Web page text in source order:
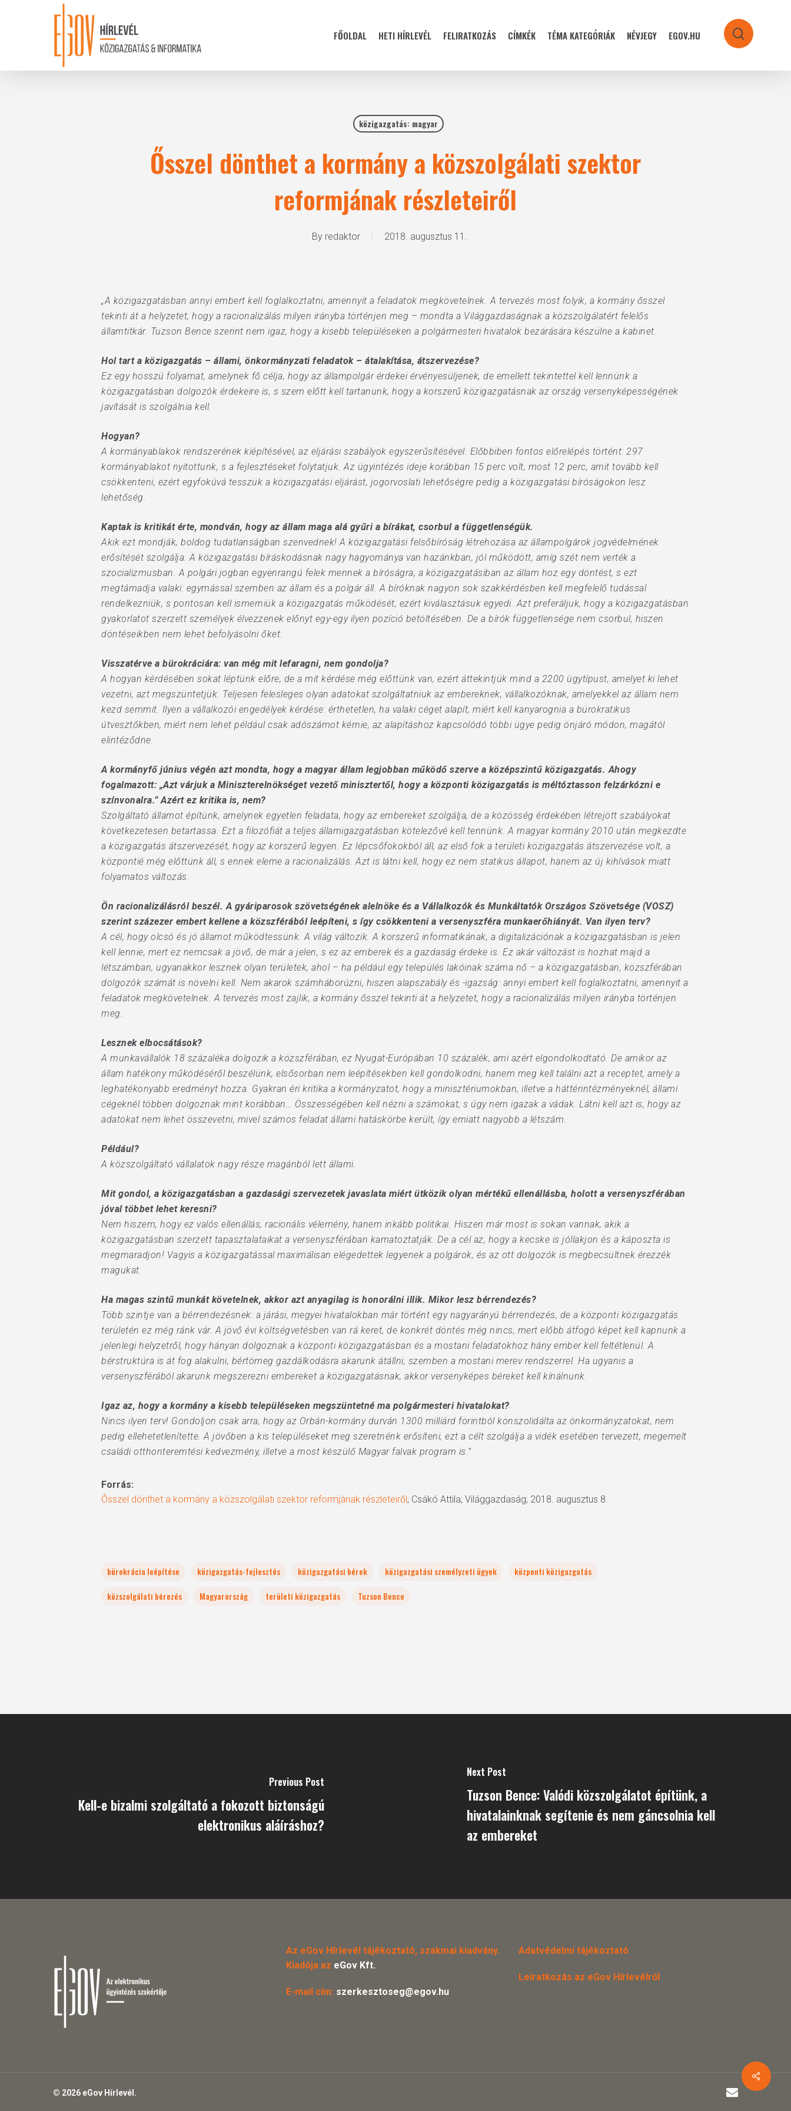
Hit enter to search or ESC to close
FŐOLDAL HETI HÍRLEVÉL FELIRATKOZÁS CÍMKÉK TÉMA KATEGÓRIÁK NÉVJEGY EGOV.HU search
közigazgatás: magyar
Ősszel dönthet a kormány a közszolgálati szektor
reformjának részleteiről
By redaktor 2018. augusztus 11.
„A közigazgatásban annyi embert kell foglalkoztatni, amennyit a feladatok megkövetelnek. A tervezés most folyik, a kormány ősszel
tekinti át a helyzetet, hogy a racionalizálás milyen irányba történjen meg – mondta a Világgazdaságnak a közszolgálatért felelős
államtitkár. Tuzson Bence szerint nem igaz, hogy a kisebb településeken a polgármesteri hivatalok bezárására készülne a kabinet.
Hol tart a közigazgatás – állami, önkormányzati feladatok – átalakítása, átszervezése?
Ez egy hosszú folyamat, amelynek fő célja, hogy az állampolgár érdekei érvényesüljenek, de emellett tekintettel kell lennünk a
közigazgatásban dolgozók érdekeire is, s szem előtt kell tartanunk, hogy a korszerű közigazgatásnak az ország versenyképességének
javítását is szolgálnia kell.
Hogyan?
A kormányablakok rendszerének kiépítésével, az eljárási szabályok egyszerűsítésével. Előbbiben fontos előrelépés történt: 297
kormányablakot nyitottunk, s a fejlesztéseket folytatjuk. Az ügyintézés ideje korábban 15 perc volt, most 12 perc, amit tovább kell
csökkenteni, ezért egyfokúvá tesszük a közigazgatási eljárást, jogorvoslati lehetőségre pedig a közigazgatási bíróságokon lesz
lehetőség.
Kaptak is kritikát érte, mondván, hogy az állam maga alá gyűri a bírákat, csorbul a függetlenségük.
Akik ezt mondják, boldog tudatlanságban szenvednek! A köz­i­gaz­gatási felsőbíróság létre­ho­zása az állampolgárok jogvédelmének
erősítését szolgálja. A közigazgatási bíráskodásnak nagy hagyománya van hazánkban, jól működött, amíg szét nem verték a
szocializmusban. A polgári jogban egyenrangú felek mennek a bíróságra, a közigazgatásiban az állam hoz egy döntést, s ezt
megtámadja valaki: egymással szemben az állam és a polgár áll. A bíróknak nagyon sok szakkérdésben kell megfelelő tudással
rendelkezniük, s pontosan kell ismerniük a közigazgatás működését, ezért kiválasztásuk egyedi. Azt preferáljuk, hogy a közigazgatásban
gyakorlatot szerzett személyek élvezzenek előnyt egy-egy ilyen pozíció betöltésében. De a bírók függetlensége nem csorbul, hiszen
döntéseikben nem lehet befolyásolni őket.
Visszatérve a bürokráciára: van még mit lefaragni, nem gondolja?
A hogyan kérdésében sokat léptünk előre, de a mit kérdése még előttünk van, ezért áttekintjük mind a 2200 ügytípust, amelyet ki lehet
vezetni, azt megszüntetjük. Teljesen felesleges olyan adatokat szolgáltatniuk az embereknek, vállalkozóknak, amelyekkel az állam nem
kezd semmit. Ilyen a vállalkozói engedélyek kérdése: érthetetlen, ha valaki céget alapít, miért kell kanyarognia a bürokratikus
útvesztőkben, miért nem lehet például csak adószámot kérnie, az alapításhoz kapcsolódó többi ügye pedig önjáró módon, magától
elintéződne.
A kormányfő június végén azt mondta, hogy a magyar állam legjobban működő szerve a középszintű közigazgatás. Ahogy
fogalmazott: „Azt várjuk a Miniszterelnökséget vezető minisztertől, hogy a központi közigazgatás is méltóztasson felzárkózni e
színvonalra.” Azért ez kritika is, nem?
Szolgáltató államot építünk, amelynek egyetlen feladata, hogy az embereket szolgálja, de a közösség érdekében létrejött szabályokat
következetesen betartassa. Ezt a filozófiát a teljes államigazgatásban kötelezővé kell tennünk. A magyar kormány 2010 után megkezdte
a közigazgatás átszervezését, hogy az korszerű legyen. Ez lépcsőfokokból áll, az első fok a területi közigazgatás átszervezése volt, a
központié még előttünk áll, s ennek eleme a racionalizálás. Azt is látni kell, hogy ez nem statikus állapot, hanem az új kihívások miatt
folyamatos változás.
Ön racionalizálásról beszél. A gyáriparosok szövetségének alelnöke és a Vállalkozók és Munkáltatók Országos Szövetsége (VOSZ)
szerint százezer embert kellene a közszférából leépíteni, s így csökkenteni a versenyszféra munkaerőhiányát. Van ilyen terv?
A cél, hogy olcsó és jó államot működtessünk. A világ változik. A korszerű informatikának, a digitalizációnak a közigazgatásban is jelen
kell lennie, mert ez nemcsak a jövő, de már a jelen, s ez az emberek és a gazdaság érdeke is. Ez akár változást is hozhat majd a
létszámban, ugyanakkor lesznek olyan területek, ahol – ha például egy település lakóinak száma nő – a közigazgatásban, közszférában
dolgozók számát is növelni kell. Nem akarok számháborúzni, hiszen alapszabály és -igazság: annyi embert kell foglalkoztatni, amennyit a
feladatok megkövetelnek. A tervezés most zajlik, a kormány ősszel tekinti át a helyzetet, hogy a racionalizálás milyen irányba történjen
meg.
Lesznek elbocsátások?
A munkavállalók 18 százaléka dolgozik a közszférában, ez Nyugat-Európában 10 százalék, ami azért elgondolkodtató. De amikor az
állam hatékony működéséről beszélünk, elsősorban nem leépítésekben kell gondolkodni, hanem meg kell találni azt a receptet, amely a
leghatékonyabb eredményt hozza. Gyakran éri kritika a kormányzatot, hogy a minisztériumokban, illetve a háttérintézményeknél, állami
cégeknél többen dolgoznak mint korábban… Összességében kell nézni a számokat, s úgy nem igazak a vádak. Látni kell azt is, hogy az
adatokat nem lehet összevetni, mivel számos feladat állami hatáskörbe került, így emiatt nagyobb a létszám.
Például?
A közszolgáltató vállalatok nagy része magánból lett állami.
Mit gondol, a közigazgatásban a gazdasági szervezetek javaslata miért ütközik olyan mértékű ellenállásba, holott a versenyszférában
jóval többet lehet keresni?
Nem hiszem, hogy ez valós ellenállás, racionális vélemény, hanem inkább politikai. Hiszen már most is sokan vannak, akik a
közigazgatásban szerzett tapasztalataikat a versenyszférában kamatoztatják. De a cél az, hogy a kecske is jóllakjon és a káposzta is
megmaradjon! Vagyis a közigazgatással maximálisan elégedettek legyenek a polgárok, és az ott dolgozók is megbecsültnek érezzék
magukat.
Ha magas szintű munkát követelnek, akkor azt anyagilag is honorálni illik. Mikor lesz bérrendezés?
Több szintje van a bérrendezésnek: a járási, megyei hivatalokban már történt egy nagyarányú bérrendezés, de a központi közigazgatás
területén ez még ránk vár. A jövő évi költségvetésben van rá keret, de konkrét döntés még nincs, mert előbb átfogó képet kell kapnunk a
jelenlegi helyzetről, hogy hányan dolgoznak a központi közigazgatásban és a mostani feladatokhoz hány ember kell feltétlenül. A
bérstruktúra is át fog alakulni, bértömeg gazdálkodásra akarunk átállni, szemben a mostani merev rendszerrel. Ha ugyanis a
versenyszférából akarunk megszerezni embereket a közigazgatásnak, akkor versenyképes béreket kell kínálnunk.
Igaz az, hogy a kormány a kisebb településeken megszüntetné ma polgármesteri hivatalokat?
Nincs ilyen terv! Gondoljon csak arra, hogy az Orbán-kormány durván 1300 milliárd forintból konszolidálta az önkormányzatokat, nem
pedig ellehetetlenítette. A jövőben a kis településeket meg szeretnénk erősíteni, ezt a célt szolgálja a vidék esetében tervezett, megemelt
családi otthonteremtési kedvezmény, illetve a most készülő Magyar falvak program is.”
Forrás:
Ősszel dönthet a kormány a közszolgálati szektor reformjának részleteiről; Csákó Attila; Világgazdaság; 2018. augusztus 8.
bürokrácia leépítése közigazgatás-fejlesztés közigazgatási bérek közigazgatási személyzeti ügyek
központi közigazgatás
közszolgálati bérezés
Magyarország területi közigazgatás Tuzson Bence
Previous Post
Kell-e bizalmi szolgáltató a fokozott biztonságú
elektronikus aláíráshoz?
Next Post
Tuzson Bence: Valódi közszolgálatot építünk, a
hivatalainknak segítenie és nem gáncsolnia kell
az embereket
Az eGov Hírlevél tájékoztató, szakmai kiadvány.
Kiadója az eGov Kft.
E-mail cím: szerkesztoseg@egov.hu
Adatvédelmi tájékoztató
Leiratkozás az eGov Hírlevélről
© 2026 eGov Hírlevél. email